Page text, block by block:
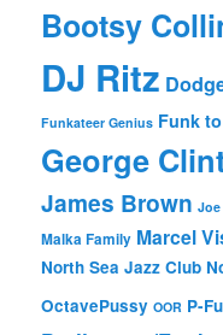
Bootsy
DJ Ritz
Funkateer Genius Funk
George
James Brown
Malka Family Marcel
North Sea Jazz Club
OctavePussy OOR P-